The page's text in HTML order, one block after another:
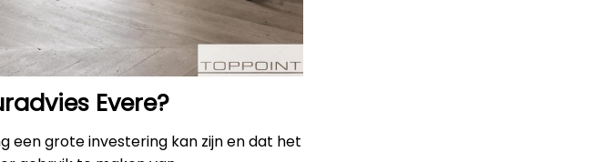
Evere?
een grote investering kan zijn en dat het